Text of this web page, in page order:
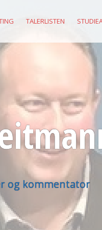
TALERLISTEN
og kommentator